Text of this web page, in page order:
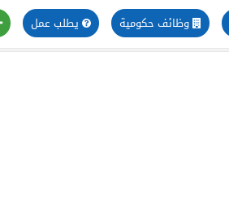
يطلب عمل وظائف حكومية